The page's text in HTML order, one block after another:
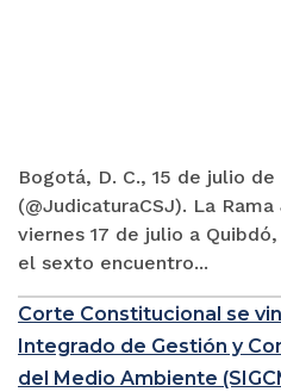
Bogotá, D. C., 15 de julio de
(@JudicaturaCSJ). La
viernes 17 de julio a
el sexto encuentro...
Corte Constitucional se
Integrado de Gestión y
del Medio Ambiente